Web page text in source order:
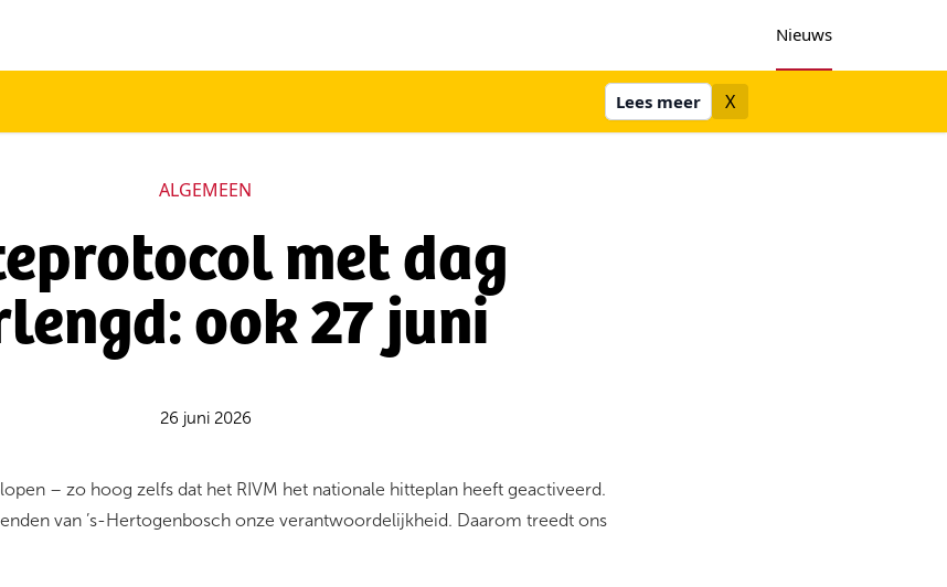
Nieuws
Lees meer X
ALGEMEEN
met dag
ook 27 juni
26 juni 2026
– zo hoog zelfs dat het RIVM het nationale hitteplan heeft geactiveerd.
van ’s-Hertogenbosch onze verantwoordelijkheid. Daarom treedt ons